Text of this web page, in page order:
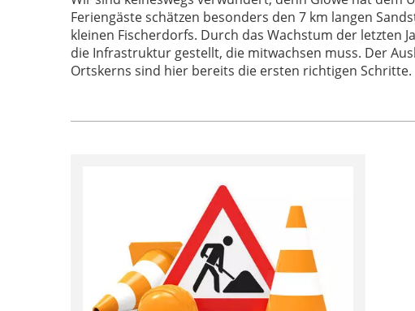
Feriengäste schätzen besonders den 7 km langen
kleinen Fischerdorfs. Durch das Wachstum der letzten
die Infrastruktur gestellt, die mitwachsen muss. Der
Ortskerns sind hier bereits die ersten richtigen Schritte.